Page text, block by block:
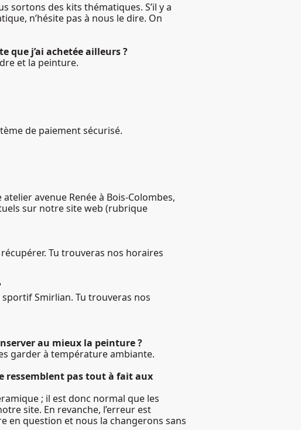
sortons des kits thématiques. S’il y a
n’hésite pas à nous le dire. On
que j’ai achetée ailleurs ?
et la peinture.
de paiement sécurisé.
avenue Renée à Bois-Colombes,
sur notre site web (rubrique
Tu trouveras nos horaires
sportif Smirlian. Tu trouveras nos
au mieux la peinture ?
garder à température ambiante.
ressemblent pas tout à fait aux
; il est donc normal que les
site. En revanche, l’erreur est
en question et nous la changerons sans